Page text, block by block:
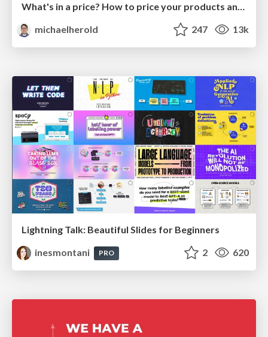
What's in a price? How to price your products and services
michaelherold
247 13k
Lightning Talk: Beautiful Slides for Beginners
inesmontani
PRO 2 620